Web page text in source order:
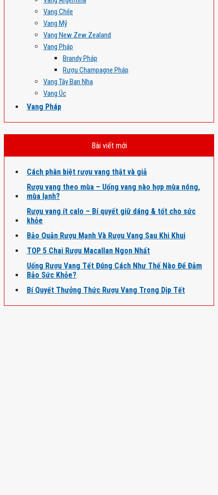
Vang Chile
Vang Mỹ
Vang New Zew Zealand
Vang Pháp
Brandy Pháp
Rượu Champagne Pháp
Vang Tây Ban Nha
Vang Úc
Vang Pháp
Bài viết mới
Cách phân biệt rượu vang thật và giả
Rượu vang theo mùa – Uống vang nào hợp mùa nóng,
mùa lạnh?
Rượu vang ít calo – Bí quyết giữ dáng & tốt cho sức
khỏe
Bảo Quản Rượu Mạnh Và Rượu Vang Sau Khi Khui
TOP 5 Chai Rượu Macallan Ngon Nhất
Uống Rượu Vang Tết Đúng Cách Như Thế Nào Để Đảm
Bảo Sức Khỏe?
Bí Quyết Thưởng Thức Rượu Vang Trong Dịp Tết